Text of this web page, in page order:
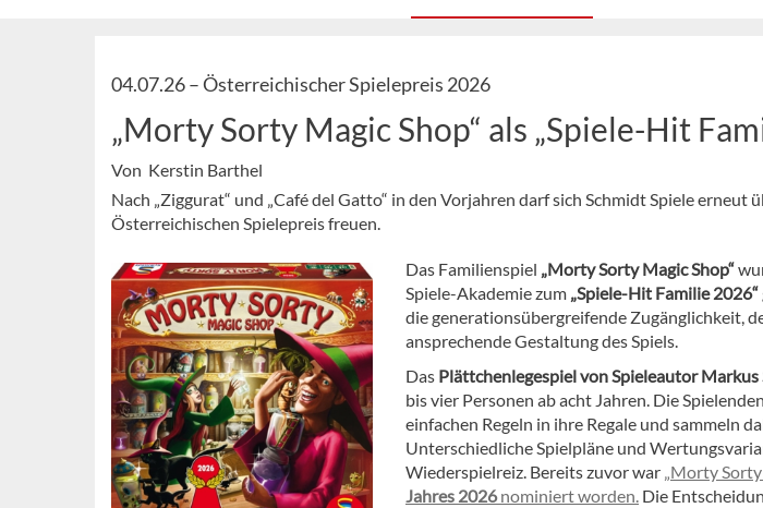
04.07.26 –Österreichischer Spielepreis 2026
„Morty Sorty Magic Shop“ als „Spiele-Hit
Von Kerstin Barthel
Nach „Ziggurat“ und „Café del Gatto“ in den Vorjahren darf sich Schmidt Spiele erneut
Österreichischen Spielepreis freuen.
Das Familienspiel „Morty Sorty Magic Shop“
Spiele-Akademie zum „Spiele-Hit Familie 2026“
die generationsübergreifende Zugänglichkeit,
ansprechende Gestaltung des Spiels.
Das Plättchenlegespiel von Spieleautor Markus
bis vier Personen ab acht Jahren. Die
einfachen Regeln in ihre Regale und sammeln
Unterschiedliche Spielpläne und
Wiederspielreiz. Bereits zuvor war „Morty
Jahres 2026nominiert worden. Die